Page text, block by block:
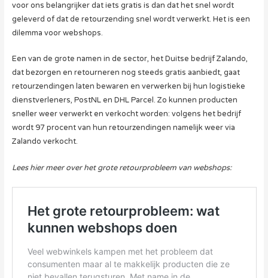
voor ons belangrijker dat iets gratis is dan dat het snel wordt
geleverd of dat de retourzending snel wordt verwerkt. Het is een
dilemma voor webshops.
Een van de grote namen in de sector, het Duitse bedrijf Zalando,
dat bezorgen en retourneren nog steeds gratis aanbiedt, gaat
retourzendingen laten bewaren en verwerken bij hun logistieke
dienstverleners, PostNL en DHL Parcel. Zo kunnen producten
sneller weer verwerkt en verkocht worden: volgens het bedrijf
wordt 97 procent van hun retourzendingen namelijk weer via
Zalando verkocht.
Lees hier meer over het grote retourprobleem van webshops: